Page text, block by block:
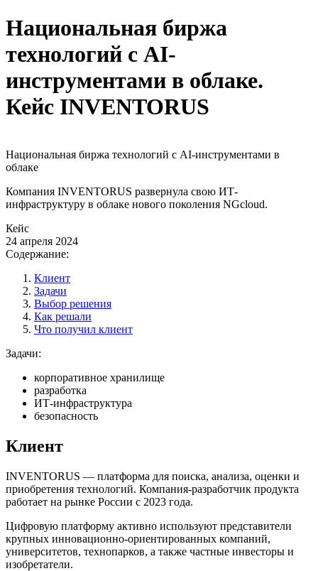
Национальная биржа
технологий с AI-
инструментами в облаке.
Кейс INVENTORUS
Национальная биржа технологий с AI-инструментами в
облаке
Компания INVENTORUS развернула свою ИТ-
инфраструктуру в облаке нового поколения NGcloud.
Кейс
24 апреля 2024
Содержание:
Клиент
Задачи
Выбор решения
Как решали
Что получил клиент
Задачи:
корпоративное хранилище
разработка
ИТ-инфраструктура
безопасность
Клиент
INVENTORUS — платформа для поиска, анализа, оценки и
приобретения технологий. Компания-разработчик продукта
работает на рынке России с 2023 года.
Цифровую платформу активно используют представители
крупных инновационно-ориентированных компаний,
университетов, технопарков, а также частные инвесторы и
изобретатели.